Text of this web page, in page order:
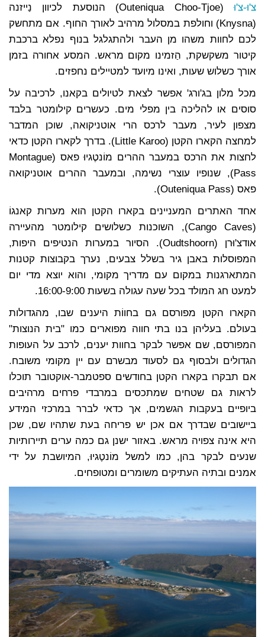
צ'וּ-צ'וּ
(Outeniqua Choo-Tjoe) הנוסעת לכיוון נַייזנה
(Knysna) וחולפת במסלול מרהיב לאורך החוף. אם מתחשק
לכם לחוות משהו מן העבר ולהתגלגל בנוף נפלא ברכבת
קיטור משקשקת, הַזמינו מקום מראש. המסע אחורה בזמן
אורך כשלוש שעות, ואינו מיועד למטיילים נחפזים.
מכל מלון בג'ורג' אפשר לצאת לטיולים בקאנו, לרכיבה על
סוסים או להליכה בין מפלי מים. כעשרים קילומטר בלבד
מצפון לעיר, מעבר לרכס הרי אוטניקואה, שוכן המדבר
למחצה הקארו הקטן (Little Karoo). בדרך לקארו הקטן כדאי
לחצות את הרכס במעבר ההרים מוֹנטֶגיוּ פאס (Montague
Pass), שנופיו עוצרי נשימה, ובמעבר ההרים אוטניקואה
פאס (Outeniqua Pass).
אחד האתרים המעניינים בקארו הקטן הוא מערות קאנגוֹ
(Cango Caves), השוכנות כשלושים קילומטר מהעיירה
אודצ'וּרן (Oudtshoorn). הסיור במערות הנטיפים היפות,
המפוסלות באבן גיר בשלל צבעים, נערך בקבוצות קטנות
המתארגנות במקום עם מדריך מקומי, והוא יוצא מדי יום
למעט חג המולד בכל שעה עגולה בשעות 16:00-9:00.
הקארו הקטן מפורסם גם בחווֹת היענים שבו, מהגדולות
בעולם. בעליהן בנו בתי חווה מפוארים כמו "בית הנוצות"
המפורסם, שם אפשר לבקר בחוות יענים, לרכב על העופות
הגדולים ולבסוף גם לסעוד מבשרם עם יין מקומי משובח.
אם תבקרו בקארו הקטן בחודשים ספטמבר-אוקטובר תוכלו
לראות גם שטחים שמתכסים במרבדי פרחים מרהיבים
ביופיים בעקבות הגשמים, אך כדאי לברר במרכזי המידע
ביישובים שבדרך אם אכן יש פריחה בעת שתהיו שם, שכן
היא אינה צפויה מראש. באזור ישנן גם כמה ערים תיירותיות
שנעים לבקר בהן, כמו למשל מוֹנטֶגיוּ, המיושבת על ידי
אמנים ובתיה העתיקים משומרים ומטופחים.